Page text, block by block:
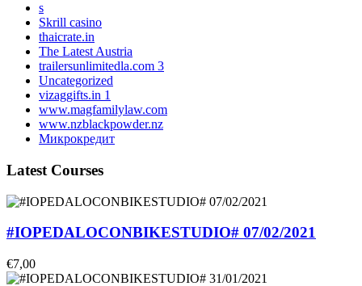
s
Skrill casino
thaicrate.in
The Latest Austria
trailersunlimitedla.com 3
Uncategorized
vizaggifts.in 1
www.magfamilylaw.com
www.nzblackpowder.nz
Микрокредит
Latest Courses
#IOPEDALOCONBIKESTUDIO# 07/02/2021
€7,00